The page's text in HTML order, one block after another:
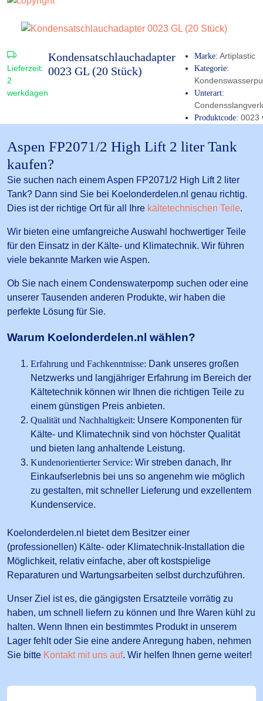
Lieferzeit:
2
werkdagen
Kondensatschlauchadapter
0023 GL (20 Stück)
Marke: Artiplastic
Kategorie:
Unterart:
Produktcode: 0023
Aspen FP2071/2 High Lift 2 liter Tank
kaufen?
Sie suchen nach einem Aspen FP2071/2 High Lift 2 liter
Tank? Dann sind Sie bei Koelonderdelen.nl genau richtig.
Dies ist der richtige Ort für all Ihre kältetechnischen Teile.
Wir bieten eine umfangreiche Auswahl hochwertiger Teile
für den Einsatz in der Kälte- und Klimatechnik. Wir führen
viele bekannte Marken wie Aspen.
Ob Sie nach einem Condenswaterpomp suchen oder eine
unserer Tausenden anderen Produkte, wir haben die
perfekte Lösung für Sie.
Warum Koelonderdelen.nl wählen?
Erfahrung und Fachkenntnisse: Dank unseres großen
Netzwerks und langjähriger Erfahrung im Bereich der
Kältetechnik können wir Ihnen die richtigen Teile zu
einem günstigen Preis anbieten.
Qualität und Nachhaltigkeit: Unsere Komponenten für
Kälte- und Klimatechnik sind von höchster Qualität
und bieten lang anhaltende Leistung.
Kundenorientierter Service: Wir streben danach, Ihr
Einkaufserlebnis bei uns so angenehm wie möglich
zu gestalten, mit schneller Lieferung und exzellentem
Kundenservice.
Koelonderdelen.nl bietet dem Besitzer einer
(professionellen) Kälte- oder Klimatechnik-Installation die
Möglichkeit, relativ einfache, aber oft kostspielige
Reparaturen und Wartungsarbeiten selbst durchzuführen.
Unser Ziel ist es, die gängigsten Ersatzteile vorrätig zu
haben, um schnell liefern zu können und Ihre Waren kühl zu
halten. Wenn Ihnen ein bestimmtes Produkt in unserem
Lager fehlt oder Sie eine andere Anregung haben, nehmen
Sie bitte Kontakt mit uns auf. Wir helfen Ihnen gerne weiter!